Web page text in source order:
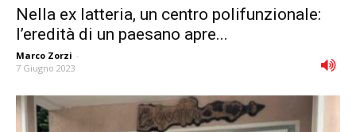
Nella ex latteria, un centro polifunzionale:
l’eredità di un paesano apre...
Marco Zorzi -
7 Giugno 2023